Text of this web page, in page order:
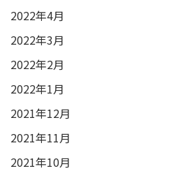
2022年4月
2022年3月
2022年2月
2022年1月
2021年12月
2021年11月
2021年10月